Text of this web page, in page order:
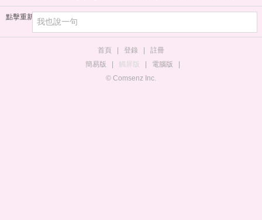
點擊重新加載
首頁 登錄
註冊
簡易版
觸屏版 電腦版
© Comsenz Inc.